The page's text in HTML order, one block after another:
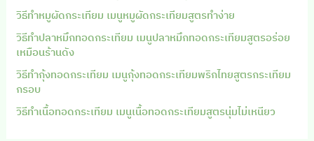
วิธีทำหมูผัดกระเทียม เมนูหมูผัดกระเทียมสูตรทำง่าย
วิธีทำปลาหมึกทอดกระเทียม เมนูปลาหมึกทอดกระเทียมสูตรอร่อย
เหมือนร้านดัง
วิธีทำกุ้งทอดกระเทียม เมนูกุ้งทอดกระเทียมพริกไทยสูตรกระเทียม
กรอบ
วิธีทำเนื้อทอดกระเทียม เมนูเนื้อทอดกระเทียมสูตรนุ่มไม่เหนียว